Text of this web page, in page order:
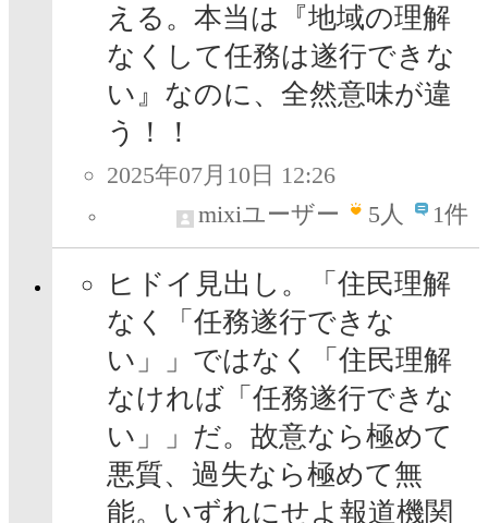
える。本当は『地域の理解
なくして任務は遂行できな
い』なのに、全然意味が違
う！！
2025年07月10日 12:26
mixiユーザー
5人 1件
ヒドイ見出し。「住民理解
なく「任務遂行できな
い」」ではなく「住民理解
なければ「任務遂行できな
い」」だ。故意なら極めて
悪質、過失なら極めて無
能。いずれにせよ報道機関